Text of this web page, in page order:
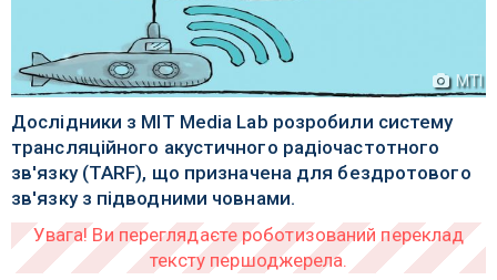
МТІ
Дослідники з MIT Media Lab розробили систему
трансляційного акустичного радіочастотного
зв'язку (TARF), що призначена для бездротового
зв'язку з підводними човнами.